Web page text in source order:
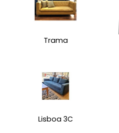
Trama
Lisboa 3C